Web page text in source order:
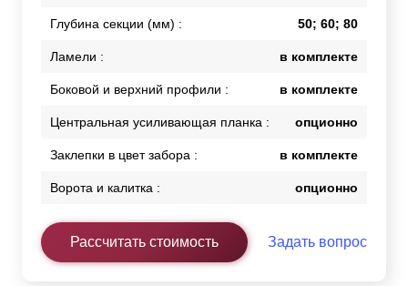
Глубина секции (мм) : 50; 60; 80
Ламели : в комплекте
Боковой и верхний профили : в комплекте
Центральная усиливающая планка : опционно
Заклепки в цвет забора : в комплекте
Ворота и калитка : опционно
Рассчитать стоимость Задать вопрос